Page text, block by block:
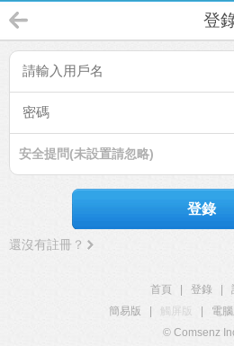
登
安全提問(未設置請忽略)
登錄
還沒有註冊？
首頁 登錄
簡易版
觸屏版 電
© Comsenz